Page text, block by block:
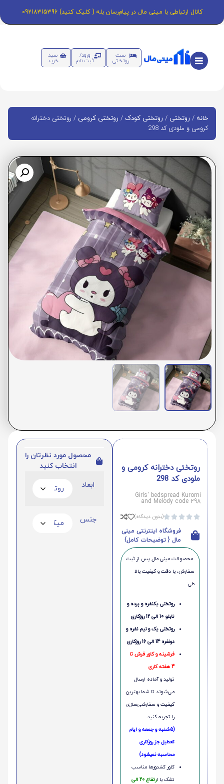
کانال ارتباطی با مینی مال در پیام‌رسان بله ( کلیک کنید) 09218315396
ست
روتختی
ورود/
ثبت نام
سبد
خرید
خانه / روتختی / روتختی کودک / روتختی کرومی / روتختی دخترانه
کرومی و ملودی کد 298
روتختی دخترانه کرومی و
ملودی کد 298
Girls' bedspread Kuromi
and Melody code 298




(بدون دیدگاه)
فروشگاه اینترنتی مینی
مال { توضیحات کامل}
محصولات مینی‌ مال پس از ثبت
سفارش، با دقت و کیفیت بالا
طی:
روتختی یکنفره و پرده و
تابلو 10 الی 12 روزکاری
روتختی یک و نیم نفره و
دونفره 14 الی 16 روزکاری
فرشینه و کاور فرش تا
4 هفته کاری
تولید و آماده ارسال
می‌شوند تا شما بهترین
کیفیت و سفارشی‌سازی
را تجربه کنید.
(5شنبه و جمعه و ایام
تعطیل جز روزکاری
محاسبه نمیشود)
کاور کشدوزها مناسب
تشک با ا
رتفاع 20 الی
محصول مورد نظرتان را
انتخاب کنید
ابعاد
جنس